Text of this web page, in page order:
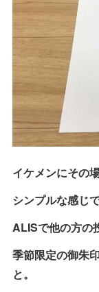
イケメンにその
シンプルな感じ
ALISで他の方の
季節限定の御朱
と。